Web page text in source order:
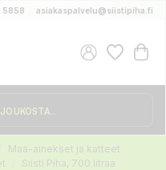
5858 asiakaspalvelu@siistipiha.fi
Maa-ainekset ja katteet
Siisti Piha, 700 litraa